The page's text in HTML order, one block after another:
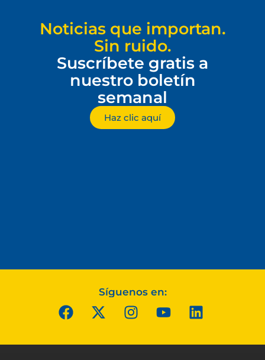
Noticias que importan.
Sin ruido.
Suscríbete gratis a
nuestro boletín
semanal
Haz clic aquí
Síguenos en: